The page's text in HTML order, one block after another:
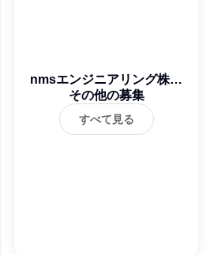
nmsエンジニアリング株式
会社
その他の募集
すべて見る